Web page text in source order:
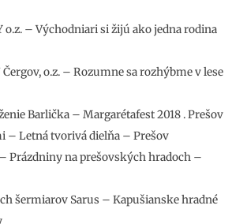
o.z. – Východniari si žijú ako jedna rodina
o.z. – Rozumne sa rozhýbme v lese
Barlička – Margarétafest 2018 . Prešov
– Letná tvorivá dielňa – Prešov
Prázdniny na prešovských hradoch –
šermiarov Sarus – Kapušianske hradné